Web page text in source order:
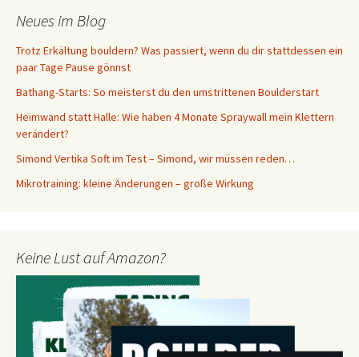
Neues im Blog
Trotz Erkältung bouldern? Was passiert, wenn du dir stattdessen ein
paar Tage Pause gönnst
Bathang-Starts: So meisterst du den umstrittenen Boulderstart
Heimwand statt Halle: Wie haben 4 Monate Spraywall mein Klettern
verändert?
Simond Vertika Soft im Test – Simond, wir müssen reden…
Mikrotraining: kleine Änderungen – große Wirkung
Keine Lust auf Amazon?